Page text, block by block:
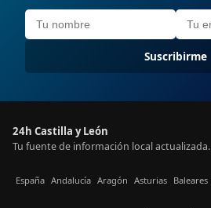
Suscribirme
24h Castilla y León
Tu fuente de información local actualizada.
España Andalucía Aragón Asturias Baleares